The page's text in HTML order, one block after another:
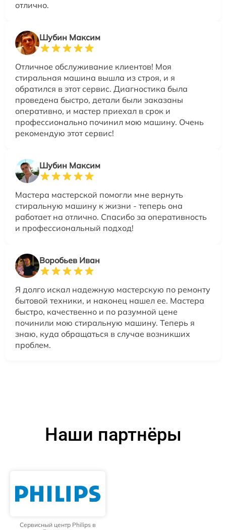
отлично.
Шубин Максим
Отличное обслуживание клиентов! Моя
стиральная машина вышла из строя, и я
обратился в этот сервис. Диагностика была
проведена быстро, детали были заказаны
оперативно, и мастер приехал в срок и
профессионально починил мою машину. Очень
рекомендую этот сервис!
Шубин Максим
Мастера мастерской помогли мне вернуть
стиральную машину к жизни - теперь она
работает на отлично. Спасибо за оперативность
и профессиональный подход!
Воробьев Иван
Я долго искал надежную мастерскую по ремонту
бытовой техники, и наконец нашел ее. Мастера
быстро, качественно и по разумной цене
починили мою стиральную машину. Теперь я
знаю, куда обращаться в случае возникших
проблем.
Наши партнёры
Сервисный центр Philips в